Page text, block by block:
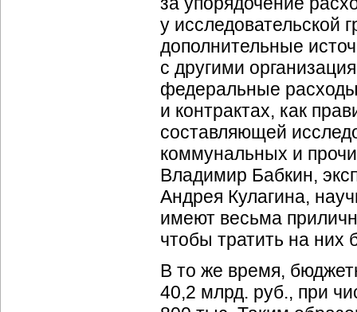
у исследовательской
дополнительные
с другими
федеральные
и контрактах, как
составляющей
коммунальных и
Владимир Бабкин,
Андрея Кулагина,
имеют весьма
чтобы тратить на них
В то же время,
40,2 млрд. руб., при